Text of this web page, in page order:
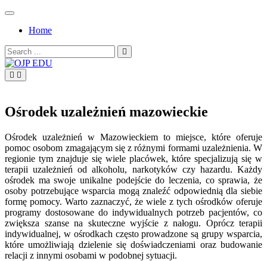
Skip
contentHome
Search
for:
Ośrodek uzależnień mazowieckie
Ośrodek uzależnień w Mazowieckiem to miejsce, które oferuje
pomoc osobom zmagającym się z różnymi formami uzależnienia. W
regionie tym znajduje się wiele placówek, które specjalizują się w
terapii uzależnień od alkoholu, narkotyków czy hazardu. Każdy
ośrodek ma swoje unikalne podejście do leczenia, co sprawia, że
osoby potrzebujące wsparcia mogą znaleźć odpowiednią dla siebie
formę pomocy. Warto zaznaczyć, że wiele z tych ośrodków oferuje
programy dostosowane do indywidualnych potrzeb pacjentów, co
zwiększa szanse na skuteczne wyjście z nałogu. Oprócz terapii
indywidualnej, w ośrodkach często prowadzone są grupy wsparcia,
które umożliwiają dzielenie się doświadczeniami oraz budowanie
relacji z innymi osobami w podobnej sytuacji.